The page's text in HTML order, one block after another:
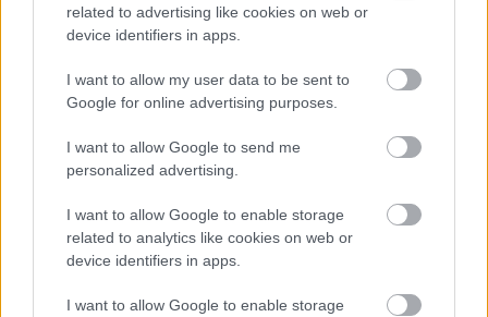
related to advertising like cookies on web or
device identifiers in apps.
I want to allow my user data to be sent to
Google for online advertising purposes.
I want to allow Google to send me
personalized advertising.
I want to allow Google to enable storage
related to analytics like cookies on web or
device identifiers in apps.
I want to allow Google to enable storage
intézmény a szakmai programjában rögzített
feltételek teljesülése esetén gyakorolhat. Az
intézmények jellemzően fizikai bántalmazás,
súlyos félelemkeltés, fenyegetés eseteiben
élnek ezzel az intézkedéssel. Ilyen esetben az
ellátott, az intézmény szolgáltatásainak
igénybevételétől eltanácsolásra kerül, csak úgy
és kizárólag, ha számára egy másik intézmény
által nyújtott ellátás igénybevételének
megszervezése és biztosítása megtörténik.